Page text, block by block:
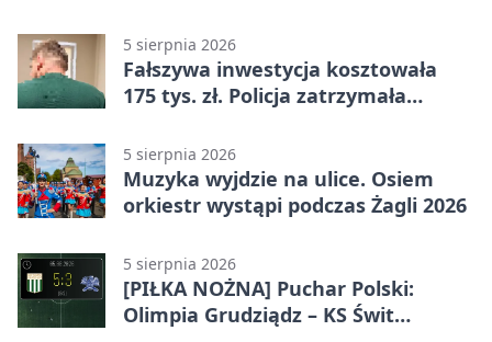
5 sierpnia 2026
Fałszywa inwestycja kosztowała
175 tys. zł. Policja zatrzymała
5 sierpnia 2026
Muzyka wyjdzie na ulice. Osiem
orkiestr wystąpi podczas Żagli 2026
5 sierpnia 2026
[PIŁKA NOŻNA] Puchar Polski:
Olimpia Grudziądz – KS Świt